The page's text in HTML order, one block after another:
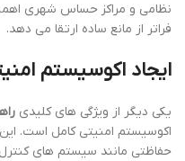
نظامی و مراکز حساس شهری
فراتر از مانع ساده ارتقا می دهد.
ایجاد اکوسیستم
یکی دیگر از ویژگی های کلیدی
اکوسیستم امنیتی کامل است.
حفاظتی مانند سیستم های